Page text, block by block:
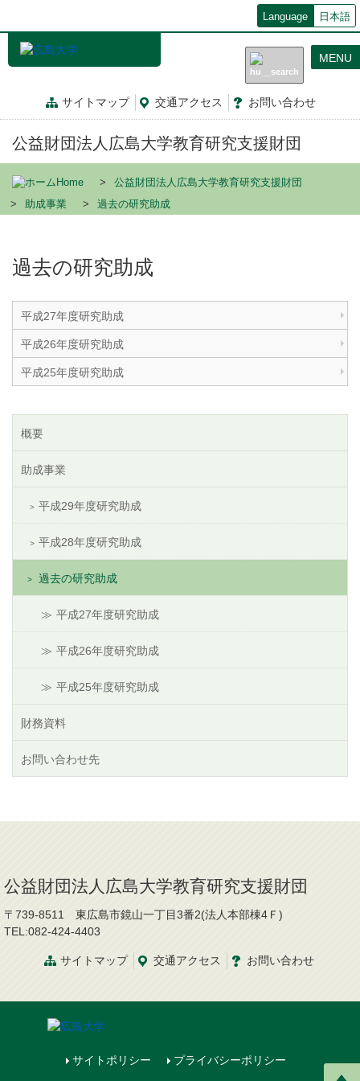
Language 日本語
サイトマップ 交通アクセス お問い合わせ
MENU
公益財団法人広島大学教育研究支援財団
Home
公益財団法人広島大学教育研究支援財団
助成事業
過去の研究助成
過去の研究助成
平成27年度研究助成
平成26年度研究助成
平成25年度研究助成
概要
助成事業
平成29年度研究助成
平成28年度研究助成
過去の研究助成
平成27年度研究助成
平成26年度研究助成
平成25年度研究助成
財務資料
お問い合わせ先
公益財団法人広島大学教育研究支援財団
〒739-8511 東広島市鏡山一丁目3番2(法人本部棟4Ｆ)
TEL:082-424-4403
サイトマップ 交通アクセス お問い合わせ
サイトポリシー プライバシーポリシー